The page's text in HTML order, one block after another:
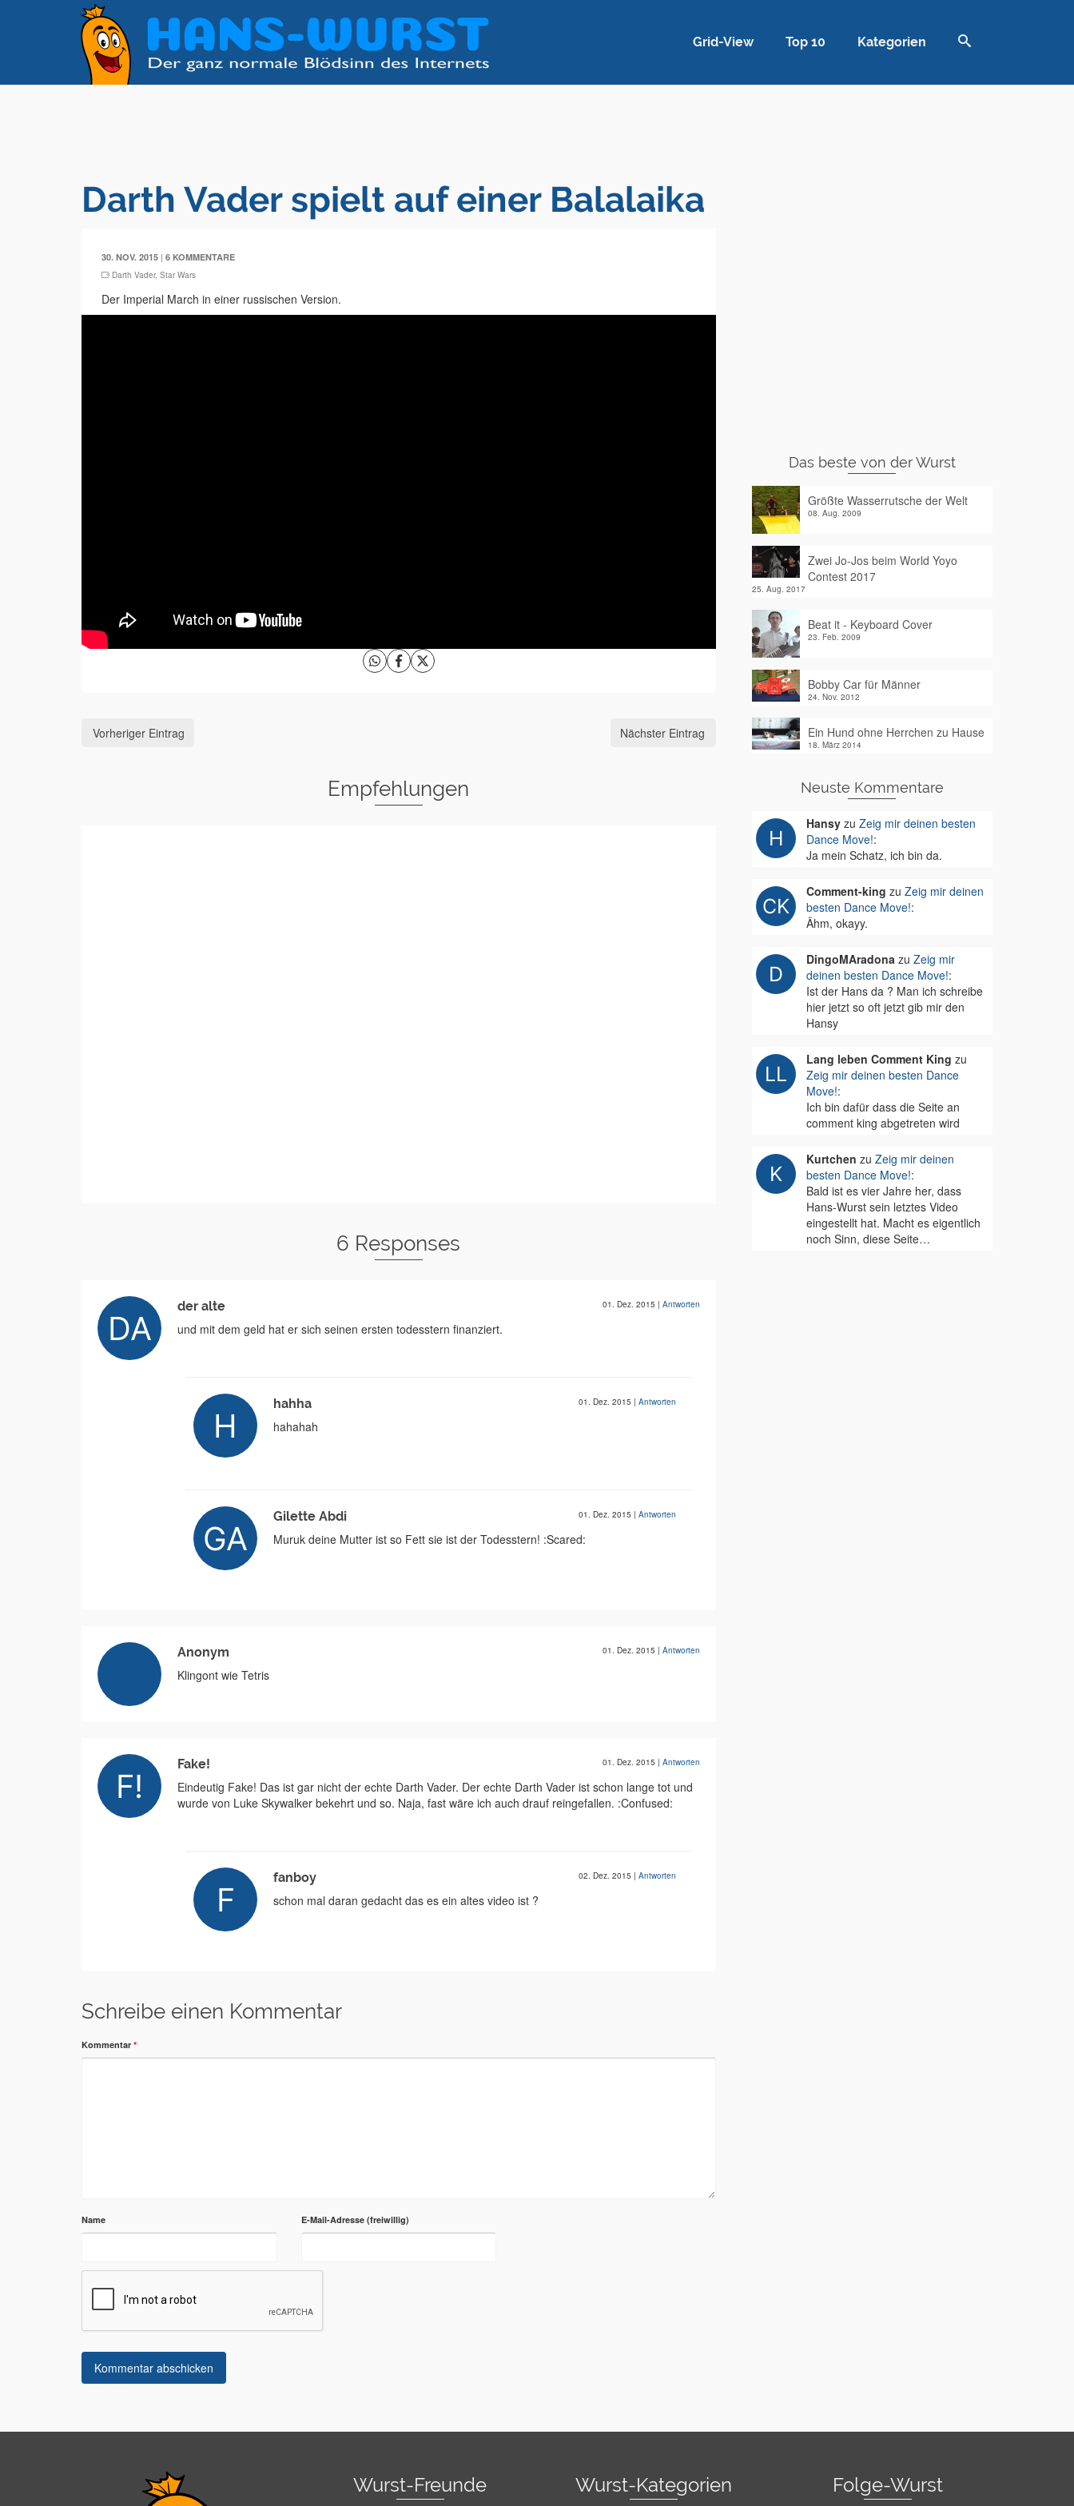
Grid-View Top 10 Kategorien
Darth Vader spielt auf einer Balalaika
30. NOV. 2015 | 6 KOMMENTARE
Darth Vader, Star Wars
Der Imperial March in einer russischen Version.
Vorheriger Eintrag Nächster Eintrag
Empfehlungen
6 Responses
der alte 01. Dez. 2015 | Antworten
und mit dem geld hat er sich seinen ersten todesstern finanziert.
hahha 01. Dez. 2015 | Antworten
hahahah
Gilette Abdi 01. Dez. 2015 | Antworten
Muruk deine Mutter ist so Fett sie ist der Todesstern! :Scared:
Anonym 01. Dez. 2015 | Antworten
Klingont wie Tetris
Fake! 01. Dez. 2015 | Antworten
Eindeutig Fake! Das ist gar nicht der echte Darth Vader. Der echte Darth Vader ist schon lange tot und
wurde von Luke Skywalker bekehrt und so. Naja, fast wäre ich auch drauf reingefallen. :Confused:
fanboy 02. Dez. 2015 | Antworten
schon mal daran gedacht das es ein altes video ist ?
Schreibe einen Kommentar
Kommentar *
Name E-Mail-Adresse
Das beste von der Wurst
Größte Wasserrutsche der Welt
08. Aug. 2009
Zwei Jo-Jos beim World Yoyo
Contest 2017
25. Aug. 2017
Beat it - Keyboard Cover
23. Feb. 2009
Bobby Car für Männer
24. Nov. 2012
Ein Hund ohne Herrchen zu Hause
18. März 2014
Neuste Kommentare
Hansyzu Zeig mir deinen besten
Dance Move!:
Ja mein Schatz, ich bin da.
Comment-king zu Zeig mir deinen
besten Dance Move!:
Ähm, okayy.
DingoMAradonazu Zeig mir
deinen besten Dance Move!:
Ist der Hans da ? Man ich schreibe
hier jetzt so oft jetzt gib mir den
Hansy
Lang leben Comment King zu
Zeig mir deinen besten Dance
Move!:
Ich bin dafür dass die Seite an
comment king abgetreten wird
Kurtchen zu Zeig mir deinen
besten Dance Move!:
Bald ist es vier Jahre her, dass
Hans-Wurst sein letztes Video
eingestellt hat. Macht es eigentlich
noch Sinn, diese Seite…
Wurst-Freunde Wurst-Kategorien Folge-Wurst